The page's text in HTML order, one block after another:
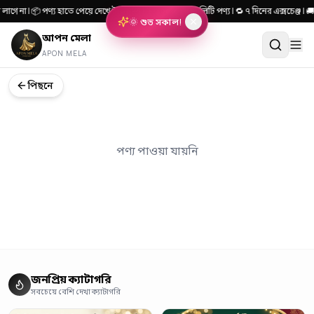
🌞 শুভ সকাল!
না | 📦 পণ্য হাতে পেয়ে দেখে টাকা দিন | 🎯 ১০০% কোয়ালিটি পণ্য | 🔁 ৭ দিনের
আপন মেলা
APON MELA
পিছনে
পণ্য পাওয়া যায়নি
জনপ্রিয় ক্যাটাগরি
সবচেয়ে বেশি দেখা ক্যাটাগরি